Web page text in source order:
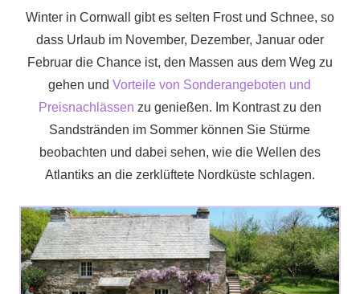
Winter in Cornwall gibt es selten Frost und Schnee, so
dass Urlaub im November, Dezember, Januar oder
Februar die Chance ist, den Massen aus dem Weg zu
gehen undVorteile von Sonderangeboten und
Preisnachlässen zu genießen. Im Kontrast zu den
Sandstränden im Sommer können Sie Stürme
beobachten und dabei sehen, wie die Wellen des
Atlantiks an die zerklüftete Nordküste schlagen.